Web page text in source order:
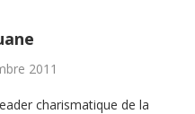
2011
charismatique de la